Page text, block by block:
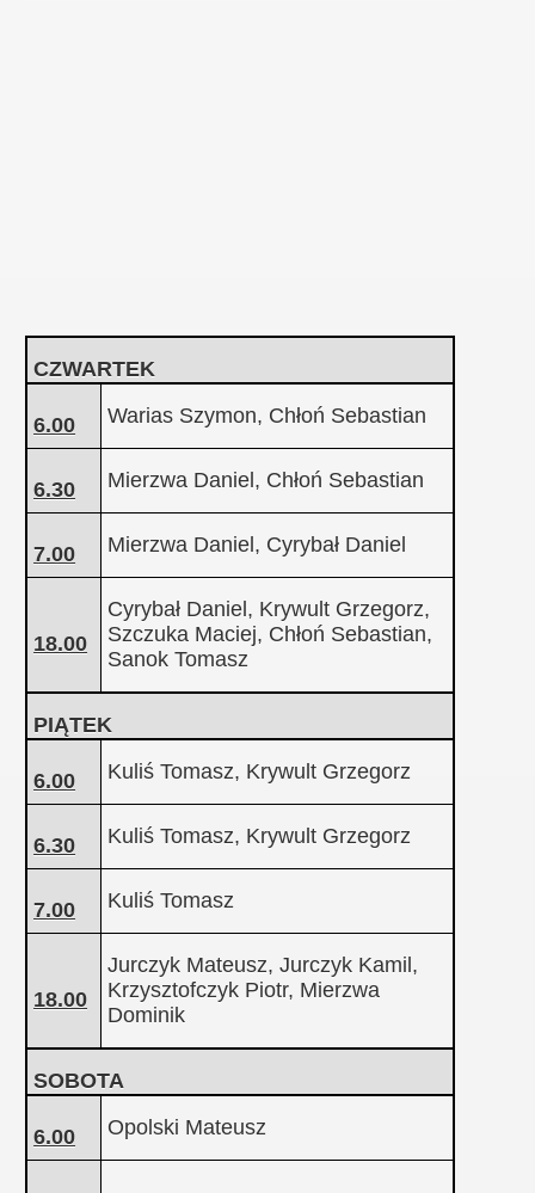
CZWARTEK
6.00 Warias Szymon, Chłoń Sebastian
6.30 Mierzwa Daniel, Chłoń Sebastian
7.00 Mierzwa Daniel, Cyrybał Daniel
18.00
Cyrybał Daniel, Krywult Grzegorz,
Szczuka Maciej, Chłoń Sebastian,
Sanok Tomasz
PIĄTEK
6.00 Kuliś Tomasz, Krywult Grzegorz
6.30 Kuliś Tomasz, Krywult Grzegorz
7.00 Kuliś Tomasz
18.00
Jurczyk Mateusz, Jurczyk Kamil,
Krzysztofczyk Piotr, Mierzwa
Dominik
SOBOTA
6.00 Opolski Mateusz